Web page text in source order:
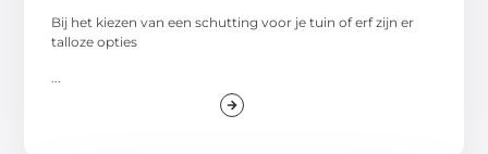
Bij het kiezen van een schutting voor je tuin of erf zijn er
talloze opties